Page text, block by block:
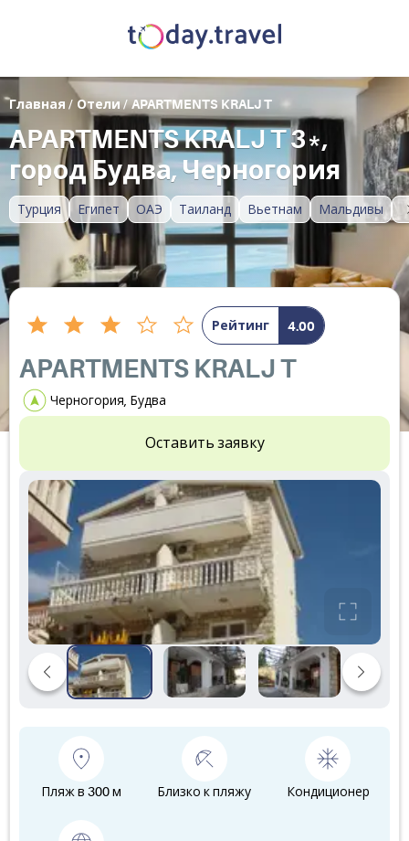
Турция Египет ОАЭ Таиланд Вьетнам Мальдивы
Главная / Отели/ APARTMENTS KRALJ T
APARTMENTS KRALJ T 3*,
город Будва, Черногория
Рейтинг 4.00
APARTMENTS KRALJ T
Черногория, Будва
Оставить заявку
Пляж в 300 м Близко к пляжу Кондиционер